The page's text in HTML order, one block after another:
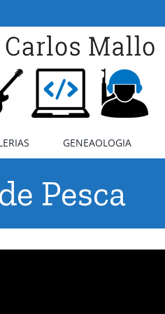
GENEAOLOGIA
Pesca